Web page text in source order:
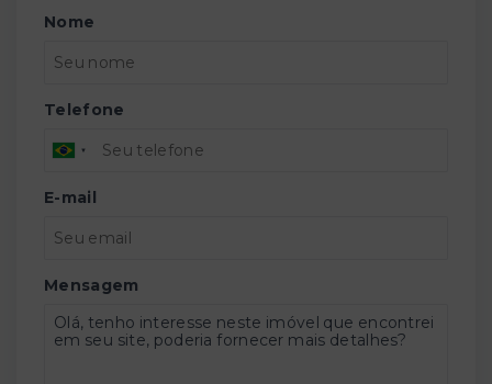
Nome
Telefone
E-mail
Mensagem